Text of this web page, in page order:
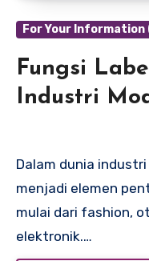
For Your Information
Fungsi
Industri
Dalam dunia industri modern, label karet telah
menjadi elemen
mulai dari fashion,
elektronik.…